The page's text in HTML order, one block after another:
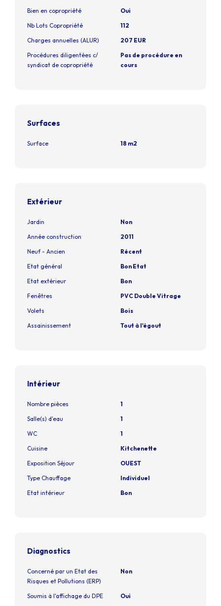
Bien en copropriété
Oui
Nb Lots Copropriété
112
Charges annuelles (ALUR)
207 EUR
Procédures diligentées c/
syndicat de copropriété
Pas de procédure en
cours
Surfaces
Surface 18 m2
Extérieur
Jardin
Non
Année construction
2011
Neuf - Ancien
Récent
Etat général
Bon Etat
Etat extérieur
Bon
Fenêtres
PVC Double Vitrage
Volets
Bois
Assainissement
Tout à l'égout
Intérieur
Nombre pièces
1
Salle(s) d'eau
1
WC
1
Cuisine
Kitchenette
Exposition Séjour
OUEST
Type Chauffage
Individuel
Etat intérieur
Bon
Diagnostics
Concerné par un Etat des
Risques et Pollutions (ERP)
Non
Soumis à l'affichage du DPE
Oui